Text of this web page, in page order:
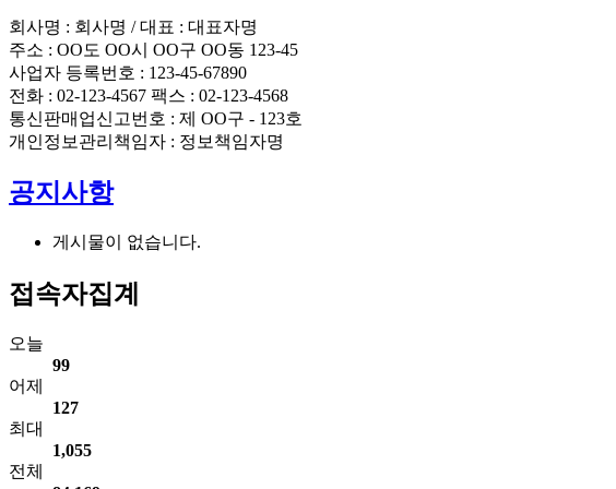
회사명 : 회사명 / 대표 : 대표자명
주소 : OO도 OO시 OO구 OO동 123-45
사업자 등록번호 : 123-45-67890
전화 : 02-123-4567 팩스 : 02-123-4568
통신판매업신고번호 : 제 OO구 - 123호
개인정보관리책임자 : 정보책임자명
공지사항
게시물이 없습니다.
접속자집계
오늘
99
어제
127
최대
1,055
전체